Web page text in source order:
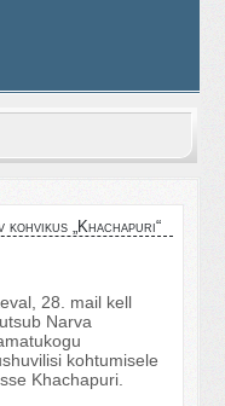
„Khachapuri“
28. mail kell
Narva
kohtumisele
Khachapuri.